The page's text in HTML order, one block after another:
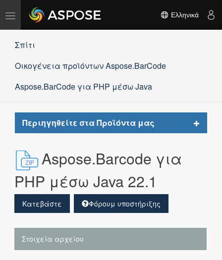
Εναλλαγή
πλοήγησης
Ελληνικά
Σπίτι
Οικογένεια προϊόντων Aspose.BarCode
Aspose.BarCode για PHP μέσω Java
Περιηγηθείτε στα Προϊόντα μας
Toggle
Aspose.Barcode για
PHP μέσω Java 22.1
Κατεβάστε Φόρουμ υποστήριξης
Στοιχεία αρχείου